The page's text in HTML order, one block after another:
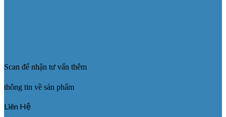
Scan để nhận tư vấn thêm
thông tin về sản phẩm
Liên Hệ